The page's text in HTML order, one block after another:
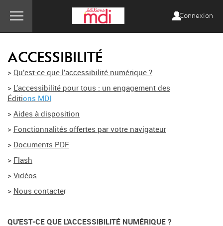
Connexion
ACCESSIBILITÉ
> Qu’est-ce que l’accessibilité numérique ?
> L’accessibilité pour tous : un engagement des
Éditions MDI
> Aides à disposition
> Fonctionnalités offertes par votre navigateur
> Documents PDF
> Flash
> Vidéos
> Nous contacter
QU'EST-CE QUE L'ACCESSIBILITÉ NUMÉRIQUE ?